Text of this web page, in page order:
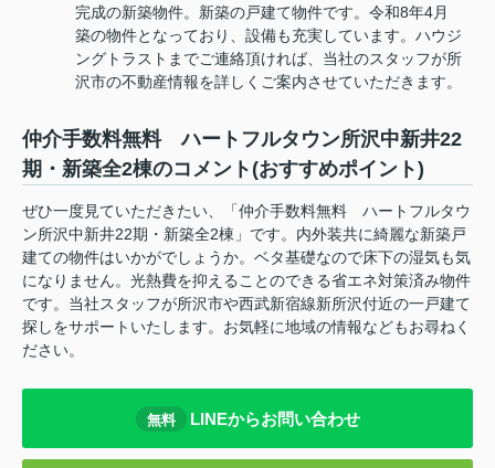
完成の新築物件。新築の戸建て物件です。令和8年4月
築の物件となっており、設備も充実しています。ハウジ
ングトラストまでご連絡頂ければ、当社のスタッフが所
沢市の不動産情報を詳しくご案内させていただきます。
仲介手数料無料 ハートフルタウン所沢中新井22
期・新築全2棟のコメント(おすすめポイント)
ぜひ一度見ていただきたい、「仲介手数料無料 ハートフルタウ
ン所沢中新井22期・新築全2棟」です。内外装共に綺麗な新築戸
建ての物件はいかがでしょうか。ベタ基礎なので床下の湿気も気
になりません。光熱費を抑えることのできる省エネ対策済み物件
です。当社スタッフが所沢市や西武新宿線新所沢付近の一戸建て
探しをサポートいたします。お気軽に地域の情報などもお尋ねく
ださい。
無料 LINEからお問い合わせ